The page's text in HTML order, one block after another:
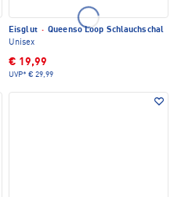
Eisglut · Queenso Loop Schlauchschal
Unisex
€ 19,99
UVP* € 29,99